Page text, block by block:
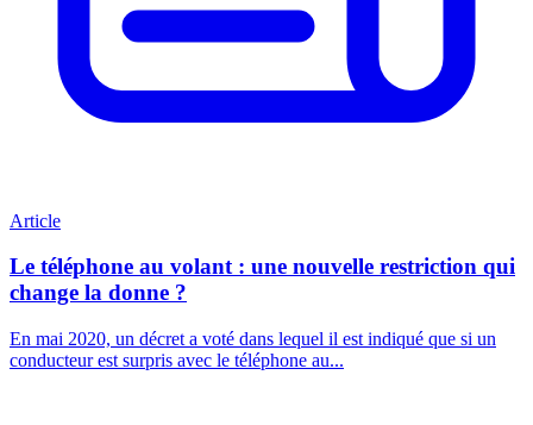
Article
Le téléphone au volant : une nouvelle restriction qui
change la donne ?
En mai 2020, un décret a voté dans lequel il est indiqué que si un
conducteur est surpris avec le téléphone au...